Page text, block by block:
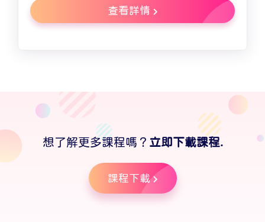
查看詳情
想了解更多課程嗎？ 立即下載課程.
課程下載